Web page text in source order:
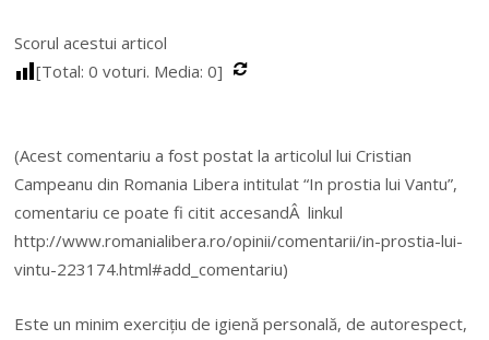
Scorul acestui articol
[Total:0 voturi. Media:0]
(Acest comentariu a fost postat la articolul lui Cristian
Campeanu din Romania Libera intitulat “In prostia lui Vantu”,
comentariu ce poate fi citit accesandÂ linkul
http://www.romanialibera.ro/opinii/comentarii/in-prostia-lui-
vintu-223174.html#add_comentariu)
Este un minim exercițiu de igienă personală, de autorespect,